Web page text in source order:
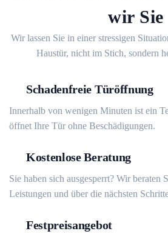
wir Sie
Wir lassen Sie in einer stressigen
Haustür, nicht im Stich, sondern
Schadenfreie Türöffnung
Innerhalb von wenigen Minuten ist ein
öffnet Ihre Tür ohne Beschädigungen.
Kostenlose Beratung
Sie haben sich ausgesperrt? Wir beraten
Leistungen und über die nächsten
Festpreisangebot